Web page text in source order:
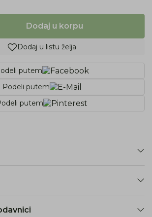
Dodaj u korpu
Dodaj u listu želja
putem
Podeli putem
putem